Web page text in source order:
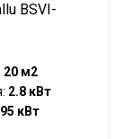
BSVI-
20 м2
2.8 кВт
кВт